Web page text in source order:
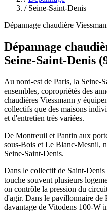
/ Seine-Saint-Denis
Dépannage chaudière
Dépannage
Seine-Saint-Denis
Au nord-est de Paris, la Seine-
ensembles, copropriétés des
chaudières Viessmann y
collectifs que des maisons
et d'entretien très variées.
De Montreuil et Pantin aux
sous-Bois et Le Blanc-Mesnil,
Seine-Saint-Denis.
Dans le collectif de Saint-
touche souvent plusieurs
on contrôle la pression du
d'agir. Dans le pavillonnaire de
davantage de Vitodens 100-W